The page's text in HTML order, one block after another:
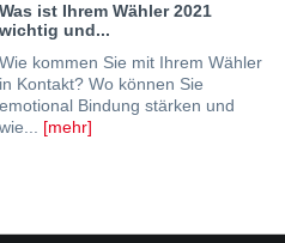
Was ist Ihrem Wähler 2021
wichtig und...
Wie kommen Sie mit Ihrem Wähler
in Kontakt? Wo können Sie
emotional Bindung stärken und
wie... [mehr]